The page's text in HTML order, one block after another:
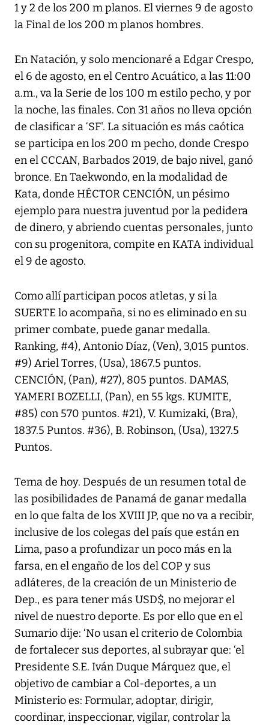
1 y 2 de los 200 m planos. El viernes 9 de agosto
la Final de los 200 m planos hombres.
En Natación, y solo mencionaré a Edgar Crespo,
el 6 de agosto, en el Centro Acuático, a las 11:00
a.m., va la Serie de los 100 m estilo pecho, y por
la noche, las finales. Con 31 años no lleva opción
de clasificar a ‘SF'. La situación es más caótica
se participa en los 200 m pecho, donde Crespo
en el CCCAN, Barbados 2019, de bajo nivel, ganó
bronce. En Taekwondo, en la modalidad de
Kata, donde HÉCTOR CENCIÓN, un pésimo
ejemplo para nuestra juventud por la pedidera
de dinero, y abriendo cuentas personales, junto
con su progenitora, compite en KATA individual
el 9 de agosto.
Como allí participan pocos atletas, y si la
SUERTE lo acompaña, si no es eliminado en su
primer combate, puede ganar medalla.
Ranking, #4), Antonio Díaz, (Ven), 3,015 puntos.
#9) Ariel Torres, (Usa), 1867.5 puntos.
CENCIÓN, (Pan), #27), 805 puntos. DAMAS,
YAMERI BOZELLI, (Pan), en 55 kgs. KUMITE,
#85) con 570 puntos. #21), V. Kumizaki, (Bra),
1837.5 Puntos. #36), B. Robinson, (Usa), 1327.5
Puntos.
Tema de hoy. Después de un resumen total de
las posibilidades de Panamá de ganar medalla
en lo que falta de los XVIII JP, que no va a recibir,
inclusive de los colegas del país que están en
Lima, paso a profundizar un poco más en la
farsa, en el engaño de los del COP y sus
adláteres, de la creación de un Ministerio de
Dep., es para tener más USD$, no mejorar el
nivel de nuestro deporte. Es por ello que en el
Sumario dije: ‘No usan el criterio de Colombia
de fortalecer sus deportes, al subrayar que: ‘el
Presidente S.E. Iván Duque Márquez que, el
objetivo de cambiar a Col-deportes, a un
Ministerio es: Formular, adoptar, dirigir,
coordinar, inspeccionar, vigilar, controlar la